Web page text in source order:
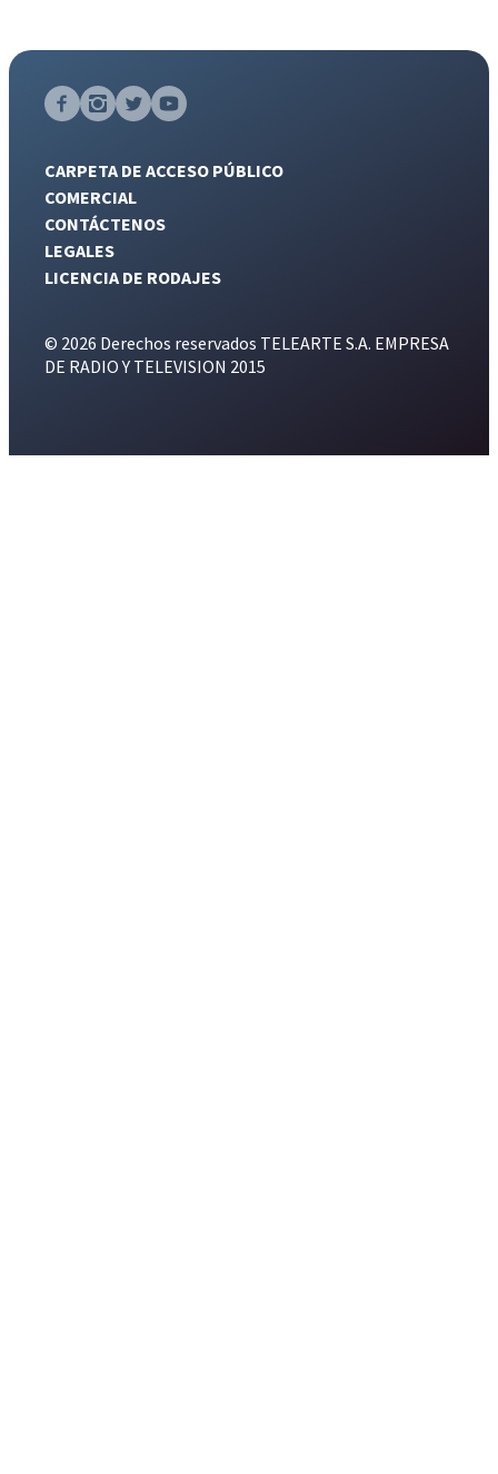
CARPETA DE ACCESO PÚBLICO
COMERCIAL
CONTÁCTENOS
LEGALES
LICENCIA DE RODAJES
© 2026 Derechos reservados TELEARTE S.A. EMPRESA
DE RADIO Y TELEVISION 2015